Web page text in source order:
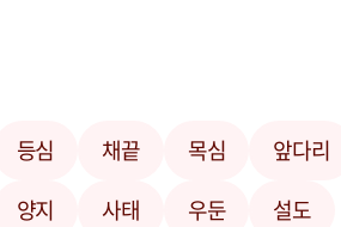
등심 채끝 목심
앞다리
양지 사태 우둔 설도